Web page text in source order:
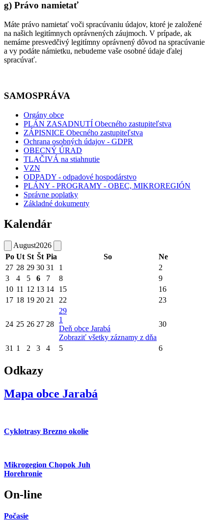
g) Právo namietať
Máte právo namietať voči spracúvaniu údajov, ktoré je založené
na našich legitímnych oprávnených záujmoch. V prípade, ak
nemáme presvedčivý legitímny oprávnený dôvod na spracúvanie
a vy podáte námietku, nebudeme vaše osobné údaje ďalej
spracúvať.
SAMOSPRÁVA
Orgány obce
PLÁN ZASADNUTÍ Obecného zastupiteľstva
ZÁPISNICE Obecného zastupiteľstva
Ochrana osobných údajov - GDPR
OBECNÝ ÚRAD
TLAČIVÁ na stiahnutie
VZN
ODPADY - odpadové hospodárstvo
PLÁNY - PROGRAMY - OBEC, MIKROREGIÓN
Správne poplatky
Základné dokumenty
Kalendár
August2026
Po Ut St Št Pia So
Ne
27 28 29 30 31 1
2
3
4 5 6 7 8
9
10 11 12 13 14 15
16
17 18 19 20 21 22 23
24 25 26 27 28
29
1
Deň obce Jarabá
Zobraziť všetky záznamy z dňa
30
31 1 2 3 4 5 6
Odkazy
Mapa obce Jarabá
Cyklotrasy Brezno okolie
Mikrogegion Chopok Juh
Horehronie
On-line
Počasie